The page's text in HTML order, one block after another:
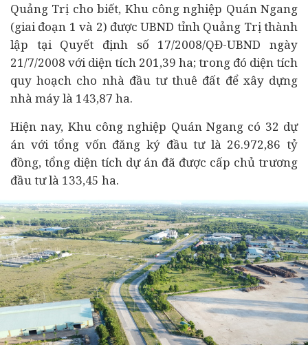
Quảng Trị cho biết, Khu công nghiệp Quán Ngang
(giai đoạn 1 và 2) được UBND tỉnh Quảng Trị thành
lập tại Quyết định số 17/2008/QĐ-UBND ngày
21/7/2008 với diện tích 201,39 ha; trong đó diện tích
quy hoạch cho nhà đầu tưthuê đất để xây dựng
nhà máy là 143,87 ha.
Hiện nay, Khu công nghiệp Quán Ngang có 32 dự
án với tổng vốn đăng ký đầu tư là 26.972,86 tỷ
đồng, tổng diện tích dự án đã được cấp chủ trương
đầu tư là 133,45 ha.